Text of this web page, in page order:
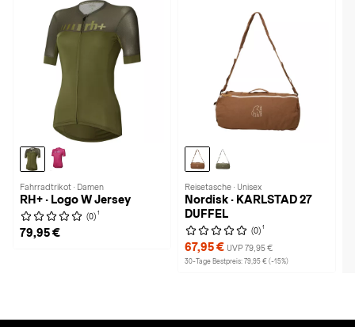
Fahrradtrikot · Damen
RH+ · Logo W Jersey
(0) 1
79,95 €
Reisetasche · Unisex
Nordisk · KARLSTAD 27
DUFFEL
(0) 1
67,95 € UVP 79,95 €
30-Tage Bestpreis: 79,95 € (-15%)